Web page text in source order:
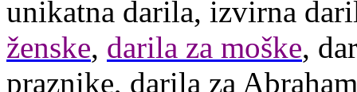
unikatna darila, izvirna
ženske, darila za moške,
praznike, darila za